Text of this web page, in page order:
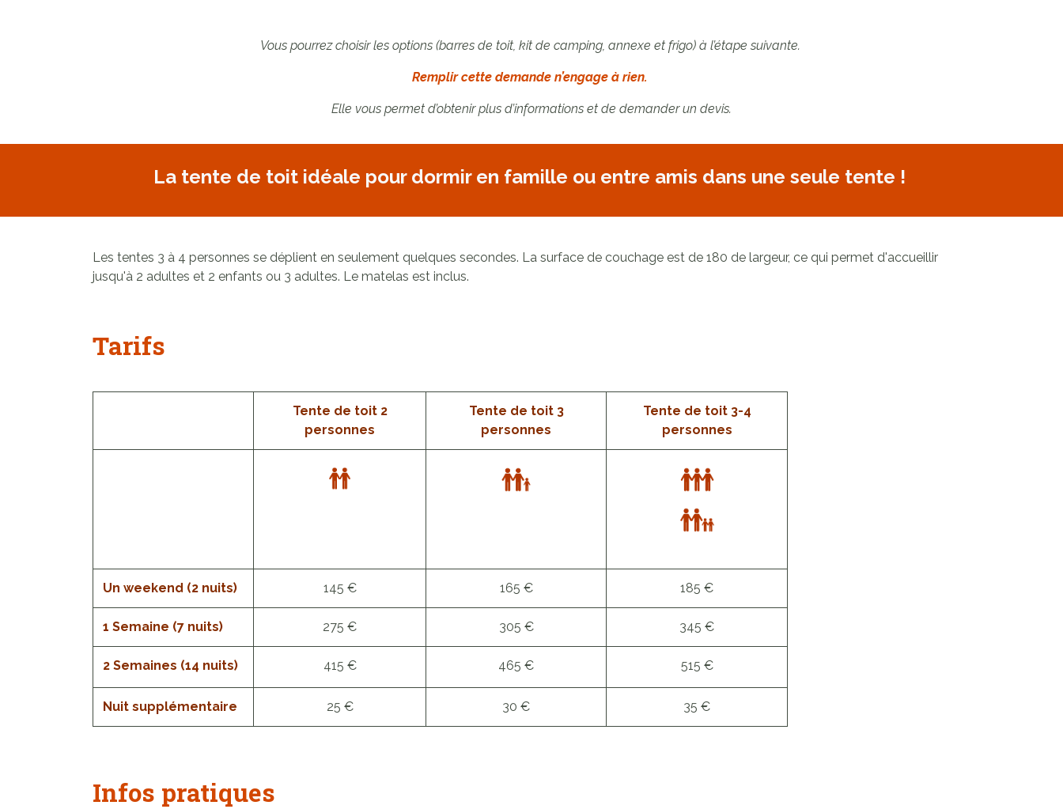
Vous pourrez choisir les options (barres de toit, kit de camping, annexe et frigo) à l’étape suivante.
Remplir cette demande n’engage à rien.
Elle vous permet d’obtenir plus d’informations et de demander un devis.
La tente de toit idéale pour dormir en famille ou entre amis dans une seule tente !
Les tentes 3 à 4 personnes se déplient en seulement quelques secondes. La surface de couchage est de 180 de largeur, ce qui permet d'accueillir
jusqu'à 2 adultes et 2 enfants ou 3 adultes. Le matelas est inclus.
Tarifs
Tente de toit 2
personnes
Tente de toit 3
personnes
Tente de toit 3-4
personnes
Un weekend (2 nuits) 145 € 165 € 185 €
1 Semaine (7 nuits) 275 € 305 € 345 €
2 Semaines (14 nuits) 415 € 465 € 515 €
Nuit supplémentaire 25 € 30 € 35 €
Infos pratiques